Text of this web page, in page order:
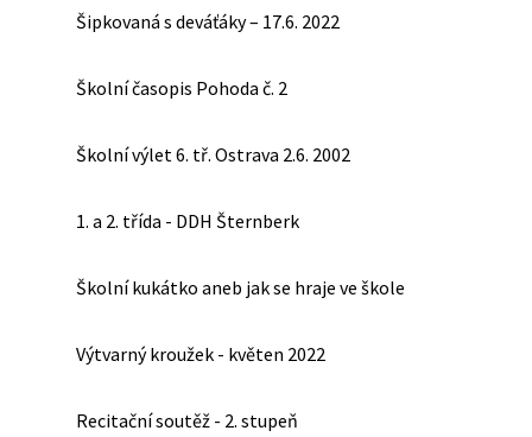
Šipkovaná s deváťáky – 17.6. 2022
Školní časopis Pohoda č. 2
Školní výlet 6. tř. Ostrava 2.6. 2002
1. a 2. třída - DDH Šternberk
Školní kukátko aneb jak se hraje ve škole
Výtvarný kroužek - květen 2022
Recitační soutěž - 2. stupeň